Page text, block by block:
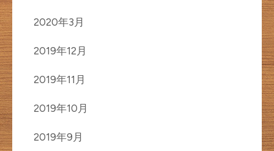
2020年3月
2019年12月
2019年11月
2019年10月
2019年9月